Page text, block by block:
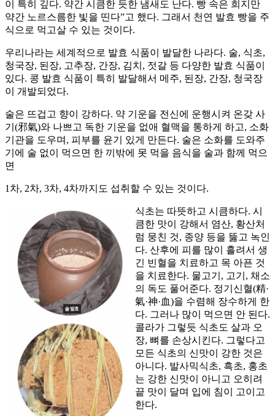
이 특히 깊다. 약간 시큼한 듯한 냄새도 난다. 빵 속은 희지만
약간 노르스름한 빛을 띤다”고 했다. 그래서 천연 발효 빵을 주
식으로 먹고살 수 있는 것이다.
우리나라는 세계적으로 발효 식품이 발달한 나라다. 술, 식초,
청국장, 된장, 고추장, 간장, 김치, 젓갈 등 다양한 발효 식품이
있다. 콩 발효 식품이 특히 발달해서 메주, 된장, 간장, 청국장
이 개발되었다.
술은 뜨겁고 향이 강하다. 약 기운을 전신에 운행시켜 온갖 사
기(邪氣)와 나쁘고 독한 기운을 없애 혈맥을 통하게 하고, 소화
기관을 도우며, 피부를 윤기 있게 만든다. 술은 소화를 도와주
기에 술 없이 먹으면 한 끼밖에 못 먹을 음식을 술과 함께 먹으
면
1차, 2차, 3차, 4차까지도 섭취할 수 있는 것이다.
식초는 따뜻하고 시큼하다. 시
큼한 맛이 강해서 염산, 황산처
럼 뭉친 것, 종양 등을 뚫고 녹인
다. 산후에 피를 많이 흘려서 생
긴 빈혈을 치료하고 목 아픈 것
을 치료한다. 물고기, 고기, 채소
의 독도 풀어준다. 정기신혈(精·
氣·神·血)을 수렴해 장수하게 한
다. 그러나 많이 먹으면 안 된다.
콜라가 그렇듯 식초도 살과 오
장, 뼈를 손상시킨다. 그렇다고
모든 식초의 신맛이 강한 것은
아니다. 발사믹식초, 흑초, 홍초
는 강한 신맛이 아니고 오히려
끝 맛이 달며 입에 침이 고이고
한다.